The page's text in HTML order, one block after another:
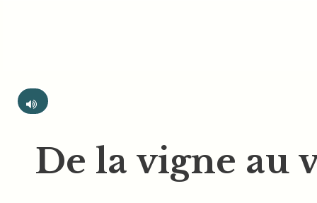
De la vigne au